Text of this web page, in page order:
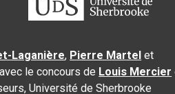
Laganière, Pierre Martel et
le concours de Louis Mercier
Université de Sherbrooke